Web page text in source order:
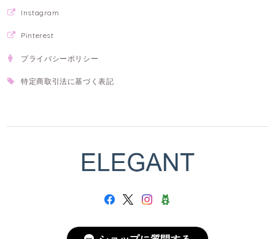
Instagram
Pinterest
プライバシーポリシー
特定商取引法に基づく表記